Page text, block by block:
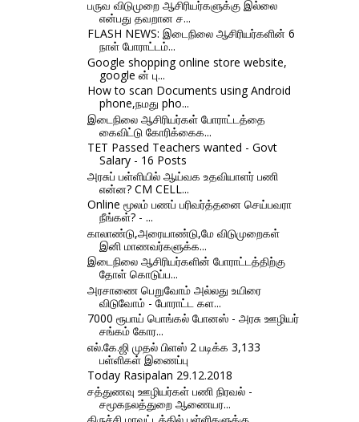
பருவ விடுமுறை ஆசிரியர்களுக்கு இல்லை
என்பது தவறான ச...
FLASH NEWS: இடைநிலை ஆசிரியர்களின் 6
நாள் போராட்டம்...
Google shopping online store website,
google ன் பு...
How to scan Documents using Android
phone,நமது pho...
இடைநிலை ஆசிரியர்கள் போராட்டத்தை
கைவிட்டு கோரிக்கைக...
TET Passed Teachers wanted - Govt
Salary - 16 Posts
அரசுப் பள்ளியில் ஆய்வக உதவியாளர் பணி
என்ன? CM CELL...
Online மூலம் பணப் பரிவர்த்தனை செய்பவரா
நீங்கள்? - ...
காலாண்டு,அரையாண்டு,மே விடுமுறைகள்
இனி மாணவர்களுக்க...
இடைநிலை ஆசிரியர்களின் போராட்டத்திற்கு
தோள் கொடுப்ப...
அரசாணை பெறுவோம் அல்லது உயிரை
விடுவோம் - போராட்ட கள...
7000 ரூபாய் பொங்கல் போனஸ் - அரசு ஊழியர்
சங்கம் கோர...
எல்.கே.ஜி முதல் பிளஸ் 2 படிக்க 3,133
பள்ளிகள் இணைப்பு
Today Rasipalan 29.12.2018
சத்துணவு ஊழியர்கள் பணி நிரவல் -
சமூகநலத்துறை ஆணையர...